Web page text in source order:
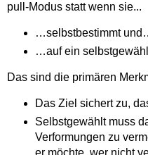
pull-Modus statt wenn sie...
…selbstbestimmt
…auf ein
Das sind die primären
Das Ziel sichert zu,
Selbstgewählt muss
Verformungen zu
er möchte, wer nicht